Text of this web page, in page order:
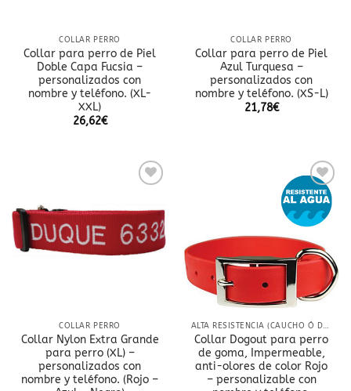
COLLAR PERRO
Collar para perro de Piel
Doble Capa Fucsia –
personalizados con
nombre y teléfono. (XL-
XXL)
26,62€
COLLAR PERRO
Collar para perro de Piel
Azul Turquesa –
personalizados con
nombre y teléfono. (XS-L)
21,78€
de
deseos
COLLAR PERRO
Collar Nylon Extra Grande
para perro (XL) –
personalizados con
nombre y teléfono. (Rojo –
Añadir
a la
lista
de
deseos
ALTA RESISTENCIA (CAUCHO Ó DOBLE NYLON)
Collar Dogout para perro
de goma, Impermeable,
anti-olores de color Rojo
– personalizable con